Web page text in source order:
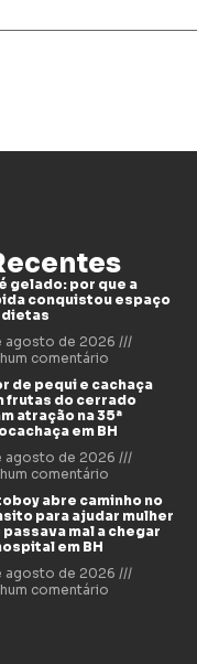
gelado: por que a
conquistou espaço
dietas
agosto de 2026
comentário
de pequi e cachaça
frutas do cerrado
atração na 35ª
em BH
agosto de 2026
comentário
abre caminho no
para ajudar mulher
passava mal a chegar
em BH
agosto de 2026
comentário